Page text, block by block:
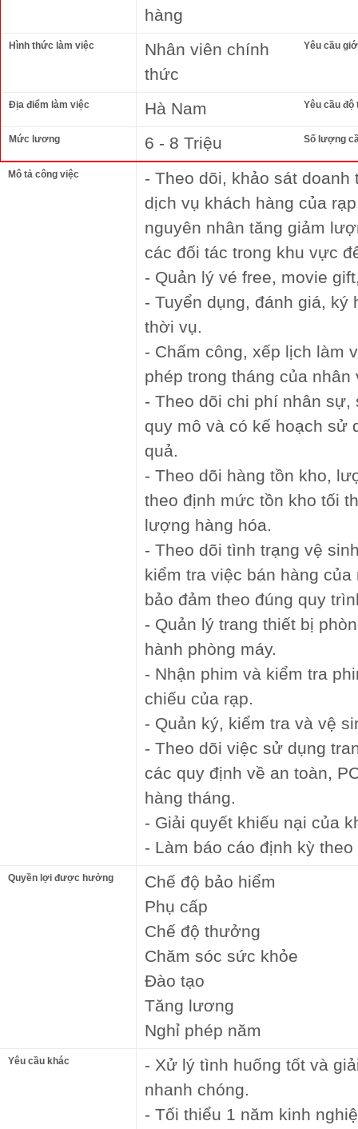
hàng
Hình thức làm việc
Nhân viên chính
thức
Yêu cầu
Địa điểm làm việc Hà Nam Yêu cầu độ
Mức lương 6 - 8 Triệu Số lượng
Mô tả công việc
- Theo dõi, khảo sát
dịch vụ khách hàng của
nguyên nhân tăng giảm
các đối tác trong khu vực
- Quản lý vé free, movie
- Tuyển dụng, đánh giá,
thời vụ.
- Chấm công, xếp lịch làm
phép trong tháng của nhân
- Theo dõi chi phí nhân
quy mô và có kế hoạch sử
quả.
- Theo dõi hàng tồn kho,
theo định mức tồn kho tối
lượng hàng hóa.
- Theo dõi tình trạng vệ
kiểm tra việc bán hàng
bảo đảm theo đúng quy
- Quản lý trang thiết bị
hành phòng máy.
- Nhận phim và kiểm tra
chiếu của rạp.
- Quản ký, kiểm tra và vệ
- Theo dõi việc sử dụng
các quy định về an toàn,
hàng tháng.
- Giải quyết khiếu nại của
- Làm báo cáo định kỳ
Quyền lợi được hưởng
Chế độ bảo hiểm
Phụ cấp
Chế độ thưởng
Chăm sóc sức khỏe
Đào tạo
Tăng lương
Nghỉ phép năm
Yêu cầu khác
- Xử lý tình huống tốt và
nhanh chóng.
- Tối thiểu 1 năm kinh